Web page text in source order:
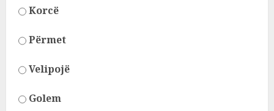
Korcë
Përmet
Velipojë
Golem